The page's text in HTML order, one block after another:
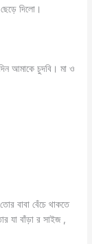
দিলো।
আমাকে চুদবি। মা ও
বাবা বেঁচে থাকতে
যা বাঁড়া র সাইজ ,